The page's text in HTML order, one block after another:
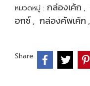
หมวดหมู่ : กล่องเค้ก ,
อกซ์, กล่องคัพเค้ก ,
Share